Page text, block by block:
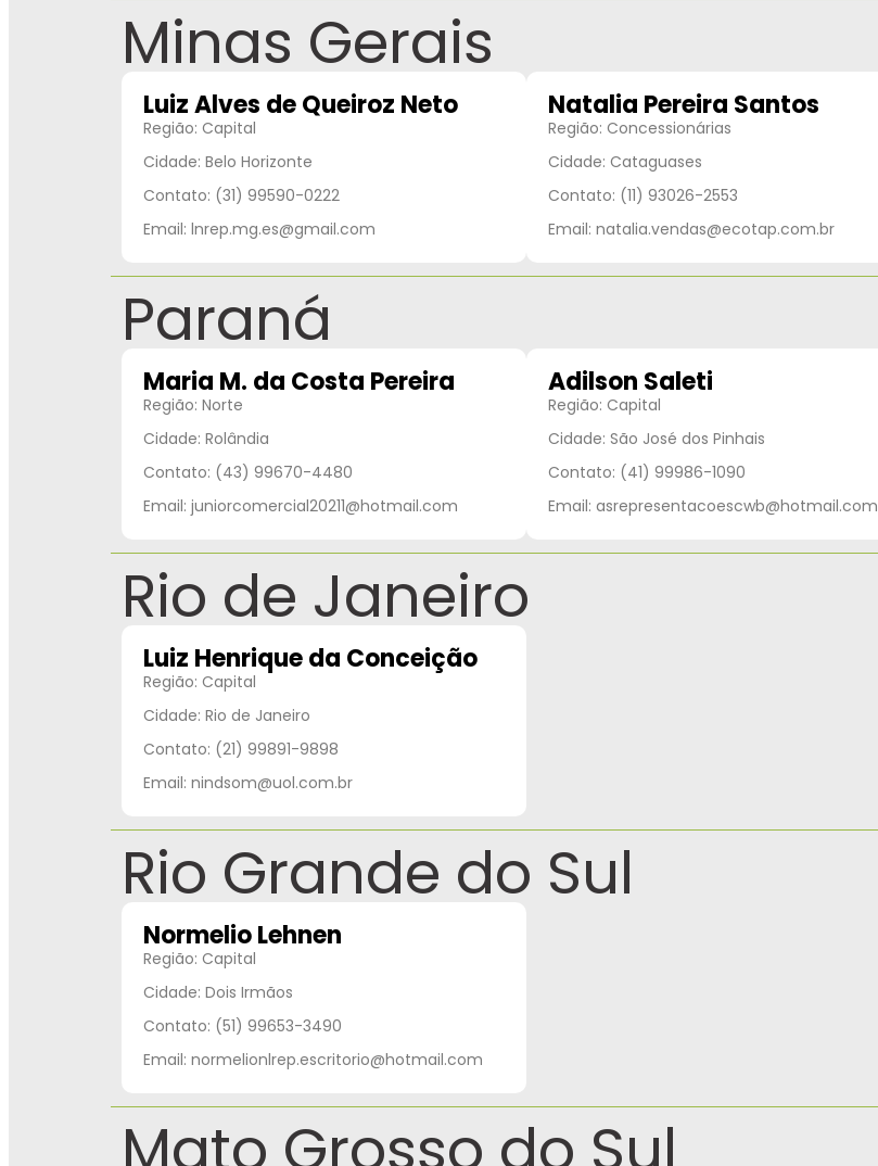
Minas Gerais
Luiz Alves de Queiroz Neto
Região: Capital
Cidade: Belo Horizonte
Contato: (31) 99590-0222
Email: lnrep.mg.es@gmail.com
Natalia Pereira Santos
Região: Concessionárias
Cidade: Cataguases
Contato: (11) 93026-2553
Email: natalia.vendas@ecotap.com.br
Paraná
Maria M. da Costa Pereira
Região: Norte
Cidade: Rolândia
Contato: (43) 99670-4480
Email: juniorcomercial20211@hotmail.com
Adilson Saleti
Região: Capital
Cidade: São José dos Pinhais
Contato: (41) 99986-1090
Email: asrepresentacoescwb@hotmail.com
Rio de Janeiro
Luiz Henrique da Conceição
Região: Capital
Cidade: Rio de Janeiro
Contato: (21) 99891-9898
Email: nindsom@uol.com.br
Rio Grande do Sul
Normelio Lehnen
Região: Capital
Cidade: Dois Irmãos
Contato: (51) 99653-3490
Email: normelionlrep.escritorio@hotmail.com